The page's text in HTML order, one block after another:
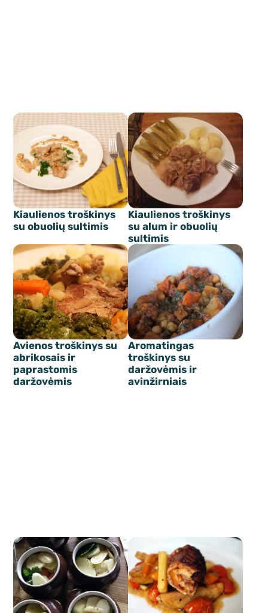
Kiaulienos troškinys
su obuolių sultimis
Kiaulienos troškinys
su alum ir obuolių
sultimis
Avienos troškinys su
abrikosais ir
paprastomis
daržovėmis
Aromatingas
troškinys su
daržovėmis ir
avinžirniais